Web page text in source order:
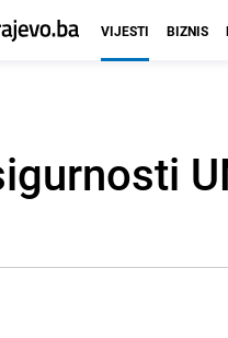
VIJESTI BIZNIS